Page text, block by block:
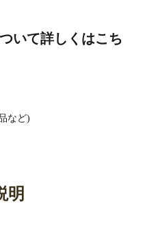
いて詳しくはこち
など)
明